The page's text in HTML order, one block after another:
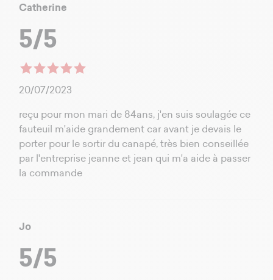
Catherine
5/5
20/07/2023
reçu pour mon mari de 84ans, j'en suis soulagée ce
fauteuil m'aide grandement car avant je devais le
porter pour le sortir du canapé, très bien conseillée
par l'entreprise jeanne et jean qui m'a aide à passer
la commande
Jo
5/5